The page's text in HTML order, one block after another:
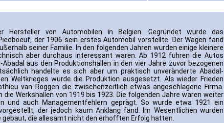
Hersteller von Automobilen in Belgien. Gegründet wurde das
der 1906 sein erstes Automobil vorstellte. Der Wagen fand
seiner Familie. In den folgenden Jahren wurden einige kleinere
aber durchaus interessant waren. Ab 1912 fuhren die Autos
aus den Produktionshallen in den vier Jahre zuvor bezogenen
handelte es sich aber um praktisch unveränderte Abadal-
Weltkrieges wurde die Produktion ausgesetzt. Als wieder Frieden
van Roggen die zwischenzeitlich etwas angeschlagene Firma.
die Werkshallen von 1919 bis 1923. Die folgenden Jahre waren weiter
und auch Managementfehlern geprägt. So wurde etwa 1921 ein
der jedoch kaum Anklang fand. Im Wesentlichen wurden
gebaut, die allesamt nicht den erhofften Erfolg hatten.